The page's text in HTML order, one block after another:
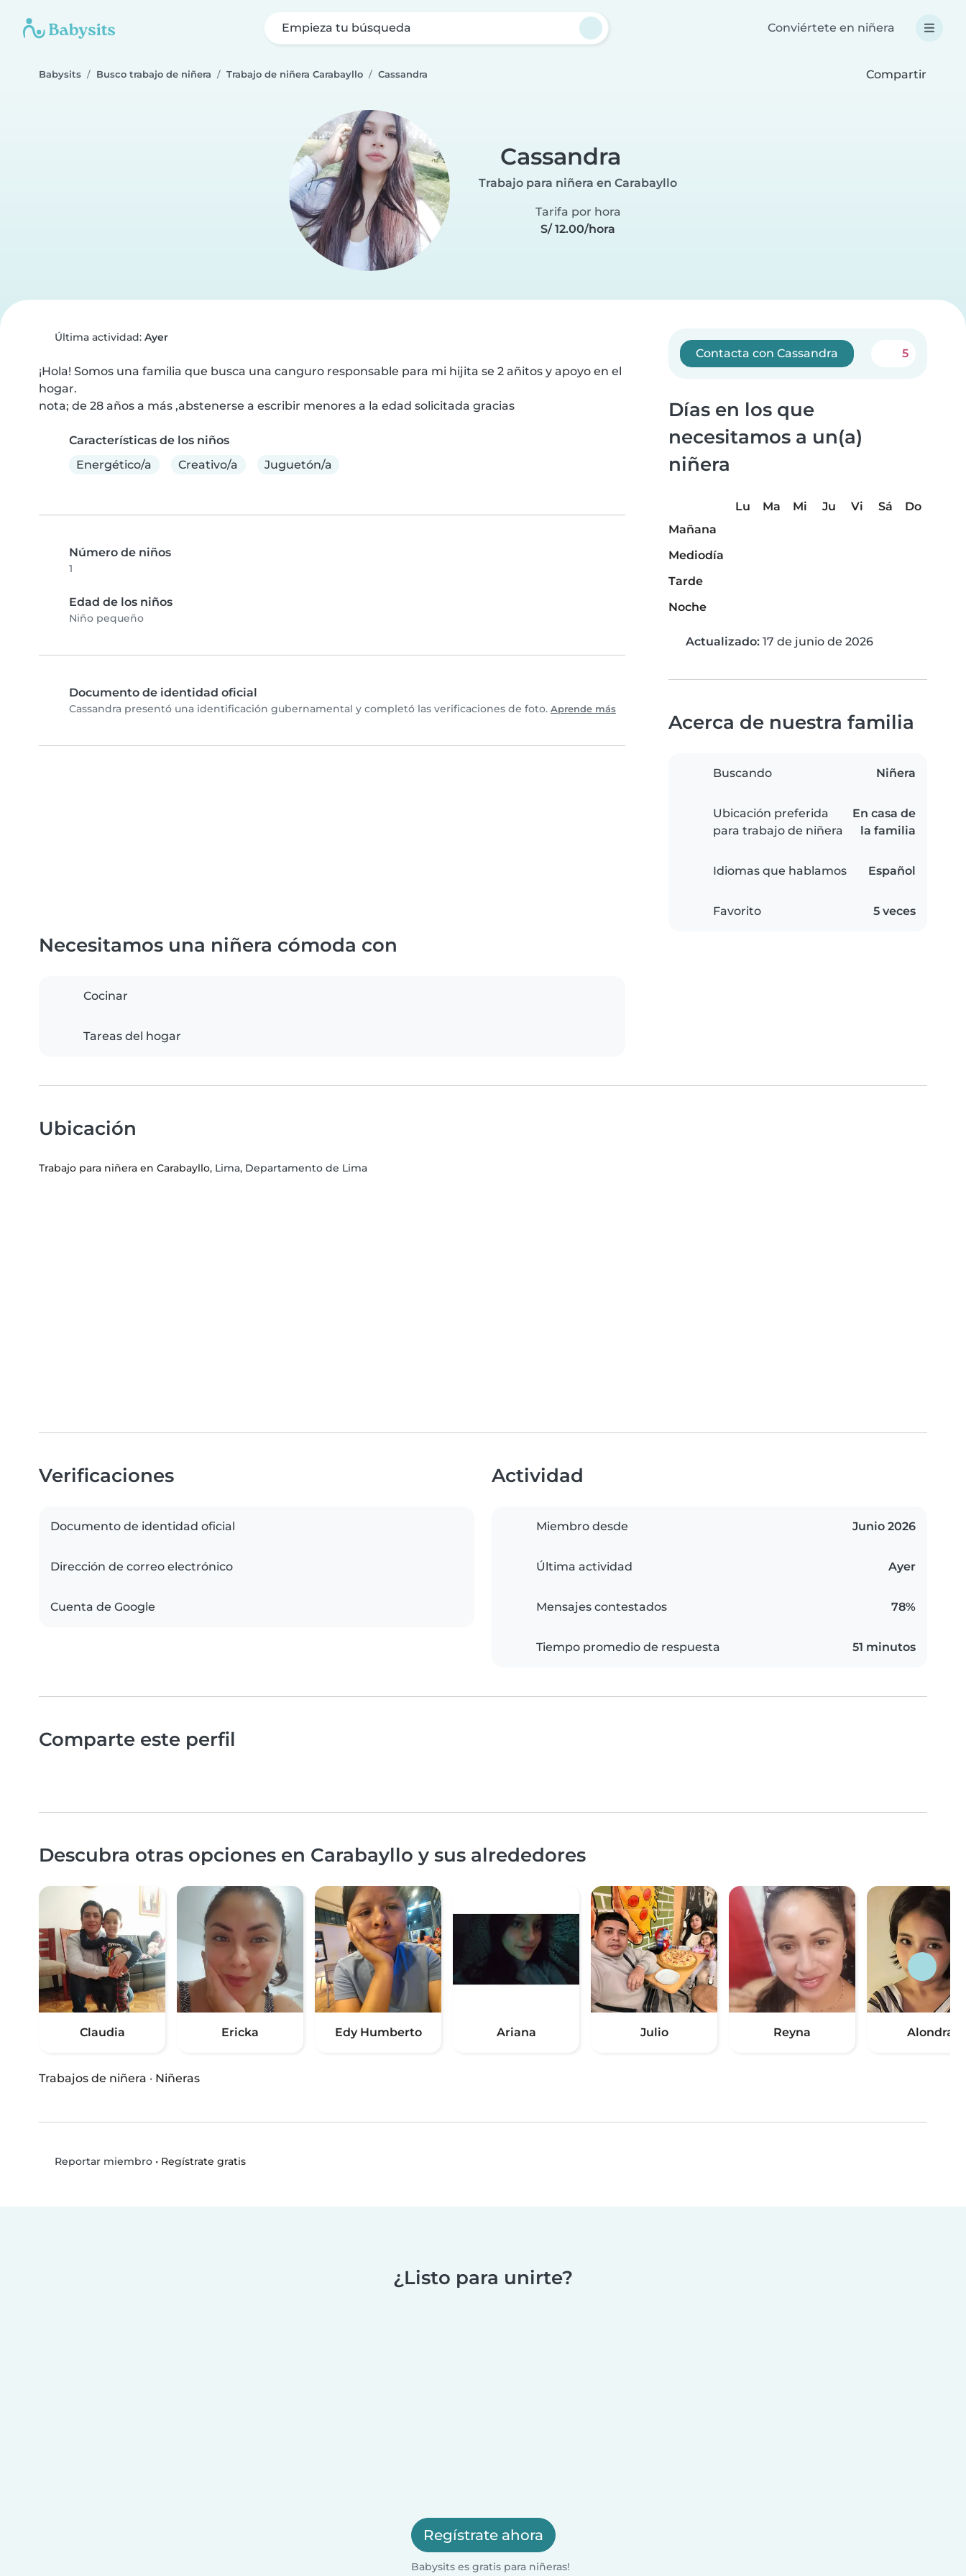
Empieza tu búsqueda Conviértete en niñera
Babysits Busco trabajo de niñera Trabajo de niñera Carabayllo Cassandra Compartir
Cassandra
Trabajo para niñera en Carabayllo
Tarifa por hora
S/ 12.00/hora
Última actividad: Ayer
¡Hola! Somos una familia que busca una canguro responsable para mi hijita se 2 añitos y apoyo en el
hogar.
nota; de 28 años a más ,abstenerse a escribir menores a la edad solicitada gracias
Características de los niños
Energético/a
Creativo/a Juguetón/a
Número de niños
1
Edad de los niños
Niño pequeño
Documento de identidad oficial
Cassandra presentó una identificación gubernamental y completó las verificaciones de foto. Aprende más
Contacta con Cassandra 5
Días en los que
necesitamos a un(a)
niñera
Lu Ma Mi Ju Vi Sá
Do
Mañana
Mediodía
Tarde
Noche
Actualizado: 17 de junio de 2026
Acerca de nuestra familia
Buscando Niñera
Ubicación preferida
para trabajo de niñera
En casa de
la familia
Idiomas que hablamos Español
Favorito 5 veces
Necesitamos una niñera cómoda con
Cocinar
Tareas del hogar
Ubicación
Trabajo para niñera en Carabayllo, Lima, Departamento de Lima
Verificaciones
Documento de identidad oficial
Dirección de correo electrónico
Cuenta de Google
Actividad
Miembro desde Junio 2026
Última actividad Ayer
Mensajes contestados 78%
Tiempo promedio de respuesta 51 minutos
Comparte este perfil
Descubra otras opciones en Carabayllo y sus alrededores
Claudia Ericka Edy Humberto Ariana Julio Reyna Alondra
Trabajos de niñera · Niñeras
Reportar miembro• Regístrate gratis
¿Listo para unirte?
Regístrate ahora
Babysits es gratis para niñeras!